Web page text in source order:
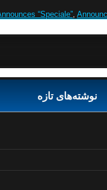
“Speciale”,
نوشته‌های تازه